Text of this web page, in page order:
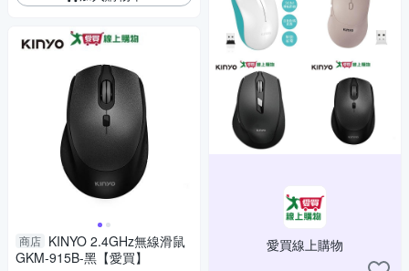
商店 KINYO 2.4GHz無線滑鼠
GKM-915B-黑【愛買】
愛買線上購物